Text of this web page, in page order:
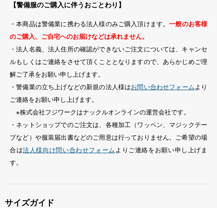
【警備服のご購入に伴うおことわり】
・本商品は警備業に携わる法人様のみご購入頂けます。一般のお客様
のご購入、ご自宅へのお届けなどは承れません。
・法人名義、法人住所の確認ができないご注文については、キャンセ
ルもしくはご連絡をさせて頂くこととなりますので、あらかじめご理
解ご了承をお願い申し上げます。
・警備業の立ち上げなどの新規の法人様はお問い合わせフォーム より
ご連絡をお願い申し上げます。
※株式会社フジワークはナックルオンラインの運営会社です。
・ネットショップでのご注文は、各種加工（ワッペン、マジックテー
プなど）や服装届出書などのご用意は行っておりません。ご希望の場
合は法人様向け問い合わせフォーム よりご連絡をお願い申し上げま
す。
サイズガイド